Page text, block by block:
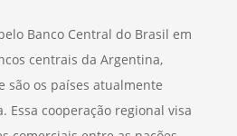
Banco Central do Brasil em
centrais da Argentina,
são os países atualmente
Essa cooperação regional visa